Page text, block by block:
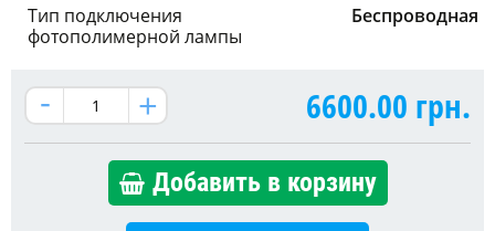
Тип подключения
фотополимерной лампы
Беспроводная
6600.00 грн.
Добавить в корзину